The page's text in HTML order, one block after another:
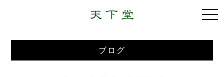
ブログ